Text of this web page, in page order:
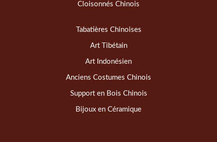
Cloisonnés Chinois
Tabatières Chinoises
Art Tibétain
Art Indonésien
Anciens Costumes Chinois
Support en Bois Chinois
Bijoux en Céramique